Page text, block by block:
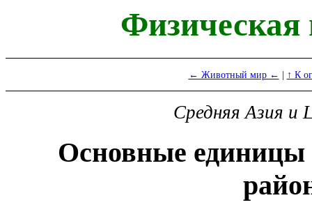
← Животный мир ← | ↑ К
Средняя Азия и
Основные единицы